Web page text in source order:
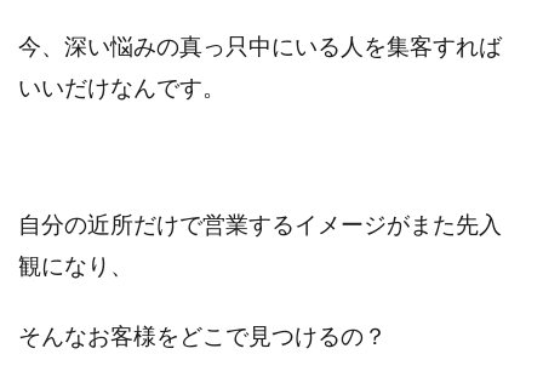
今、深い悩みの真っ只中にいる人を集客すれば
いいだけなんです。
自分の近所だけで営業するイメージがまた先入
観になり、
そんなお客様をどこで見つけるの？